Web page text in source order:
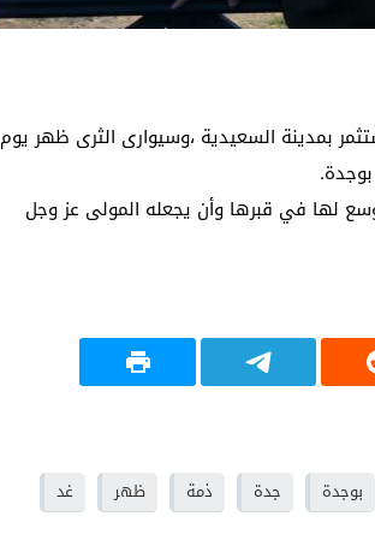
بمدينة السعيدية ،وسيوارى الثرى ظهر يوم
لها في قبرها وأن يجعله المولى عز وجل
بوجدة جدة ذمة ظهر
غد